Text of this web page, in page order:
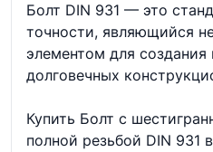
Болт DIN 931 — это
точности, являющийся
элементом для создания
долговечных
Купить Болт с
полной резьбой DIN 931